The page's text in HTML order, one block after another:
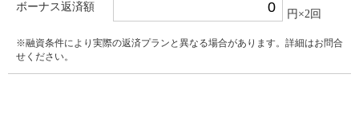
ボーナス返済額
円×2回
※融資条件により実際の返済プランと異なる場合があります。詳細はお問合
せください。